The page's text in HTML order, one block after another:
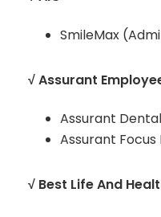
SmileMax
√ Assurant
Assurant
Assurant
√ Best Life And